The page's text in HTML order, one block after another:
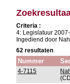
Criteria :
4: Legislatuur
Ingediend door
62 resultaten
Nummer
4-7115